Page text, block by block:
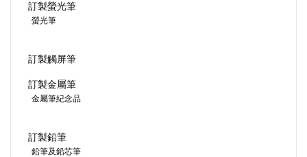
訂製螢光筆
螢光筆
訂製觸屏筆
訂製金屬筆
金屬筆紀念品
訂製鉛筆
鉛筆及鉛芯筆